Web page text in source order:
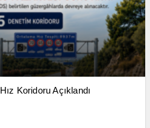
Koridoru Açıklandı